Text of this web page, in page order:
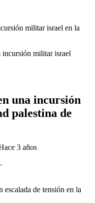
militar israel en la
una incursión
palestina de
3 años
de tensión en la